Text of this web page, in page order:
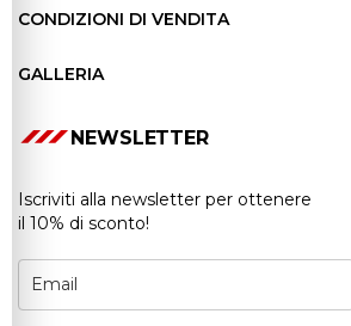
CONDIZIONI DI VENDITA
GALLERIA
NEWSLETTER
Iscriviti alla newsletter per ottenere
il 10% di sconto!